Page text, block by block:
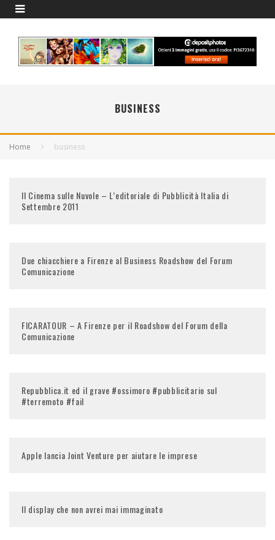
BUSINESS
Home business
Il Cinema sulle Nuvole – L’editoriale di Pubblicità Italia di
Settembre 2011
Due chiacchiere a Firenze al Business Roadshow del Forum
Comunicazione
FICARATOUR – A Firenze per il Roadshow del Forum della
Comunicazione
Repubblica.it ed il grave #ossimoro #pubblicitario sul
#terremoto #fail
Apple lancia Joint Venture per aiutare le imprese
Il display che non avrei mai immaginato